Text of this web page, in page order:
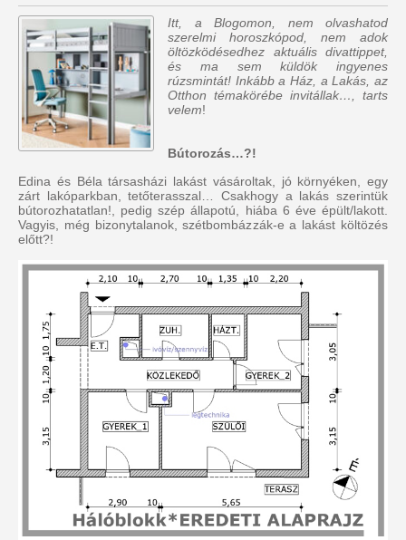
Itt, a Blogomon, nem olvashatod
szerelmi horoszkópod, nem adok
öltözködésedhez aktuális divattippet,
és ma sem küldök ingyenes
rúzsmintát! Inkább a Ház, a Lakás, az
Otthon témakörébe invitállak…, tarts
velem!
Bútorozás…?!
Edina és Béla társasházi lakást vásároltak, jó környéken, egy
zárt lakóparkban, tetőterasszal… Csakhogy a lakás szerintük
bútorozhatatlan!, pedig szép állapotú, hiába 6 éve épült/lakott.
Vagyis, még bizonytalanok, szétbombázzák-e a lakást költözés
előtt?!